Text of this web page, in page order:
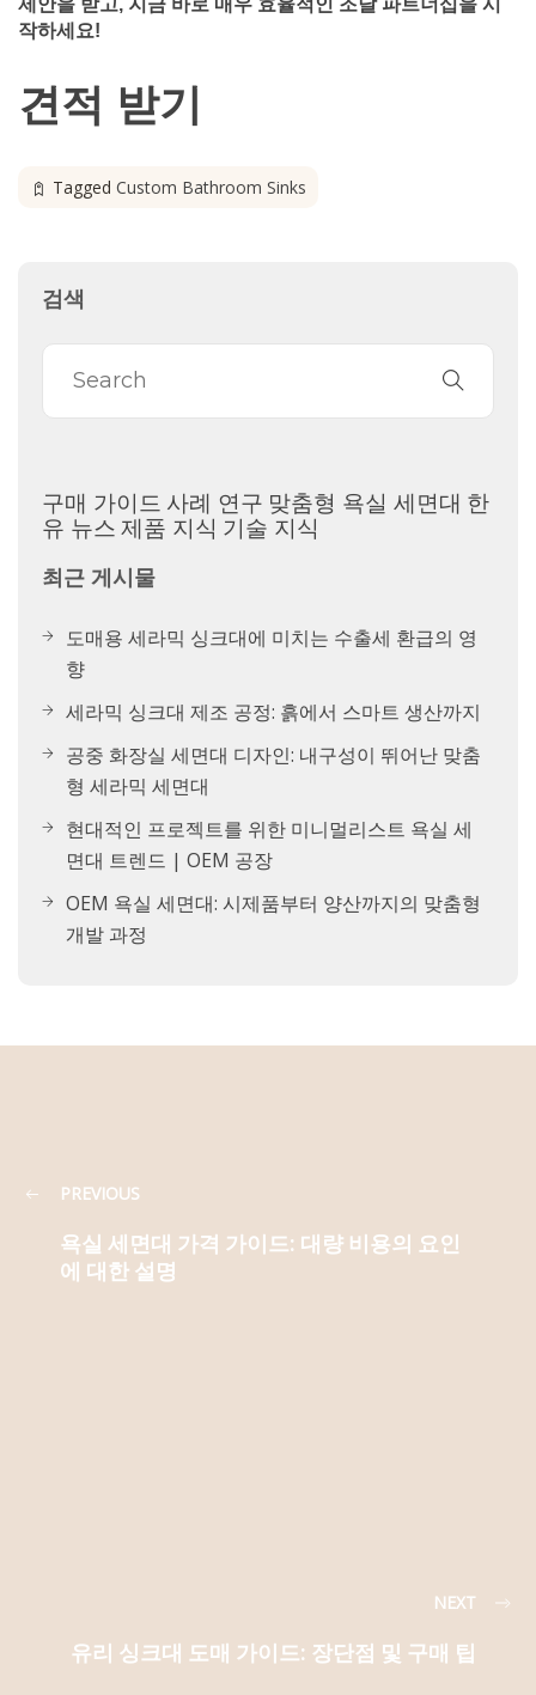
작하세요!
견적 받기
Tagged Custom Bathroom Sinks
검색
구매 가이드 사례 연구 맞춤형 욕실 세면대 한
유 뉴스 제품 지식 기술 지식
최근 게시물
도매용 세라믹 싱크대에 미치는 수출세 환급의 영
향
세라믹 싱크대 제조 공정: 흙에서 스마트 생산까지
공중 화장실 세면대 디자인: 내구성이 뛰어난 맞춤
형 세라믹 세면대
현대적인 프로젝트를 위한 미니멀리스트 욕실 세
면대 트렌드 | OEM 공장
OEM 욕실 세면대: 시제품부터 양산까지의 맞춤형
개발 과정
PREVIOUS
욕실 세면대 가격 가이드: 대량 비용의 요인
에 대한 설명
NEXT
유리 싱크대 도매 가이드: 장단점 및 구매 팁